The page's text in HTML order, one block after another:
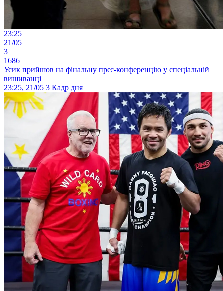
23:25
21/05
3
1686
Усик прийшов на фінальну прес-конференцію у спеціальній
вишиванці
23:25, 21/05 3 Кадр дня